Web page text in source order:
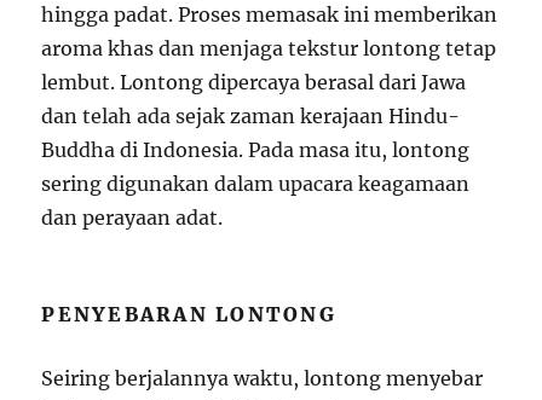
hingga padat. Proses memasak ini memberikan
aroma khas dan menjaga tekstur lontong tetap
lembut. Lontong dipercaya berasal dari Jawa
dan telah ada sejak zaman kerajaan Hindu-
Buddha di Indonesia. Pada masa itu, lontong
sering digunakan dalam upacara keagamaan
dan perayaan adat.
PENYEBARAN LONTONG
Seiring berjalannya waktu, lontong menyebar